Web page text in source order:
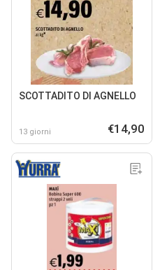
SCOTTADITO DI AGNELLO
13 giorni €14,90